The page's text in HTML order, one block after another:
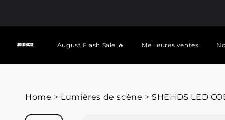
August Flash Sale 🔥 Meilleures ventes
Home > Lumières de scène > SHEHDS LED